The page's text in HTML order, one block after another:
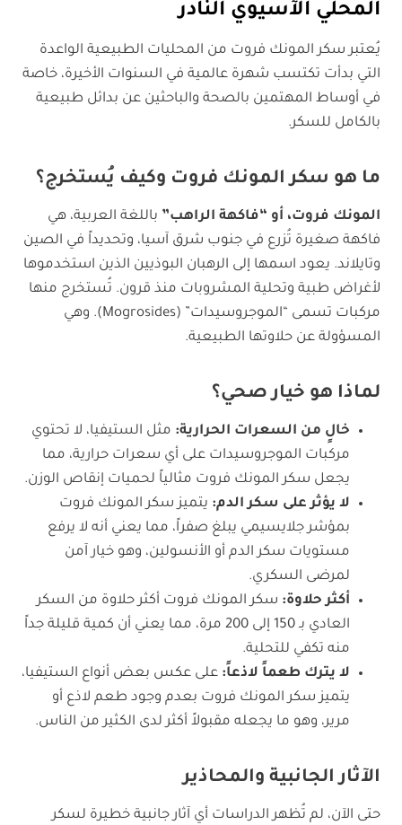
المحلي الآسيوي النادر
يُعتبر سكر المونك فروت من المحليات الطبيعية الواعدة
التي بدأت تكتسب شهرة عالمية في السنوات الأخيرة، خاصة
في أوساط المهتمين بالصحة والباحثين عن بدائل طبيعية
بالكامل للسكر.
ما هو سكر المونك فروت وكيف يُستخرج؟
المونك فروت، أو “فاكهة الراهب” باللغة العربية، هي
فاكهة صغيرة تُزرع في جنوب شرق آسيا، وتحديداً في الصين
وتايلاند. يعود اسمها إلى الرهبان البوذيين الذين استخدموها
لأغراض طبية وتحلية المشروبات منذ قرون. تُستخرج منها
مركبات تسمى “الموجروسيدات” (Mogrosides). وهي
المسؤولة عن حلاوتها الطبيعية.
لماذا هو خيار صحي؟
خالٍ من السعرات الحرارية: مثل الستيفيا، لا تحتوي
مركبات الموجروسيدات على أي سعرات حرارية، مما
يجعل سكر المونك فروت مثالياً لحميات إنقاص الوزن.
لا يؤثر على سكر الدم: يتميز سكر المونك فروت
بمؤشر جلايسيمي يبلغ صفراً، مما يعني أنه لا يرفع
مستويات سكر الدم أو الأنسولين، وهو خيار آمن
لمرضى السكري.
أكثر حلاوة: سكر المونك فروت أكثر حلاوة من السكر
العادي بـ 150 إلى 200 مرة، مما يعني أن كمية قليلة جداً
منه تكفي للتحلية.
لا يترك طعماً لاذعاً: على عكس بعض أنواع الستيفيا،
يتميز سكر المونك فروت بعدم وجود طعم لاذع أو
مرير، وهو ما يجعله مقبولاً أكثر لدى الكثير من الناس.
الآثار الجانبية والمحاذير
حتى الآن، لم تُظهر الدراسات أي آثار جانبية خطيرة لسكر